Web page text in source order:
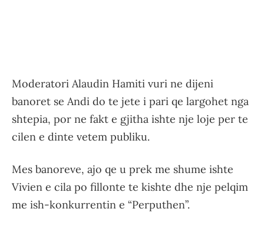
Moderatori Alaudin Hamiti vuri ne dijeni
banoret se Andi do te jete i pari qe largohet nga
shtepia, por ne fakt e gjitha ishte nje loje per te
cilen e dinte vetem publiku.
Mes banoreve, ajo qe u prek me shume ishte
Vivien e cila po fillonte te kishte dhe nje pelqim
me ish-konkurrentin e “Perputhen”.